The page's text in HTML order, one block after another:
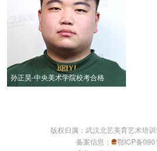
孙正昊-中央美术学院校考合格
版权归属：武汉北艺美育艺术培
备案信息：
鄂ICP备